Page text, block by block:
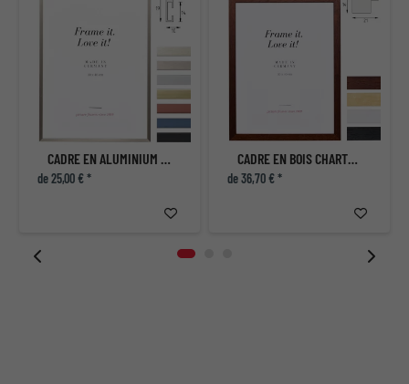
CADRE EN ALUMINIUM ECON PLAT
de 25,00 € *
CADRE EN BOIS CHARTRES
de 36,70 € *